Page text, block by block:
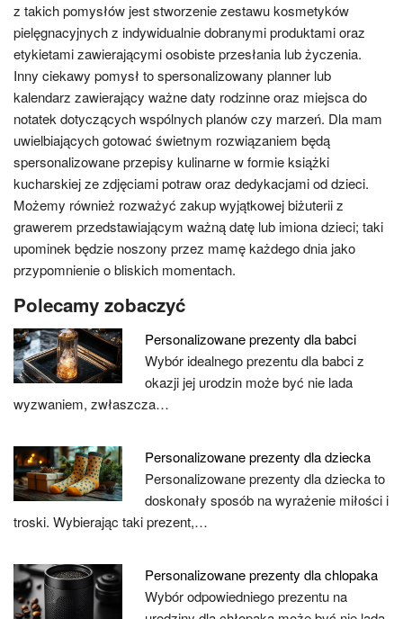
z takich pomysłów jest stworzenie zestawu kosmetyków
pielęgnacyjnych z indywidualnie dobranymi produktami oraz
etykietami zawierającymi osobiste przesłania lub życzenia.
Inny ciekawy pomysł to spersonalizowany planner lub
kalendarz zawierający ważne daty rodzinne oraz miejsca do
notatek dotyczących wspólnych planów czy marzeń. Dla mam
uwielbiających gotować świetnym rozwiązaniem będą
spersonalizowane przepisy kulinarne w formie książki
kucharskiej ze zdjęciami potraw oraz dedykacjami od dzieci.
Możemy również rozważyć zakup wyjątkowej biżuterii z
grawerem przedstawiającym ważną datę lub imiona dzieci; taki
upominek będzie noszony przez mamę każdego dnia jako
przypomnienie o bliskich momentach.
Polecamy zobaczyć
Personalizowane prezenty dla babci
Wybór idealnego prezentu dla babci z
okazji jej urodzin może być nie lada
wyzwaniem, zwłaszcza…
Personalizowane prezenty dla dziecka
Personalizowane prezenty dla dziecka to
doskonały sposób na wyrażenie miłości i
troski. Wybierając taki prezent,…
Personalizowane prezenty dla chlopaka
Wybór odpowiedniego prezentu na